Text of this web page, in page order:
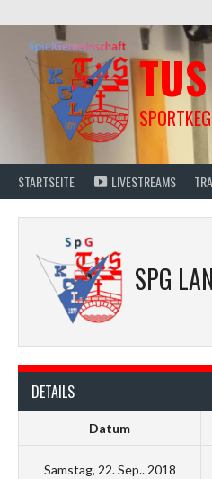
zum
Inhalt
STARTSEITE LIVESTREAMS
SPG
DETAILS
Datum
Samstag, 22. Sep.. 2018